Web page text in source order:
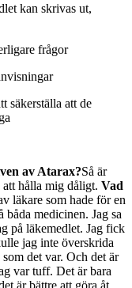
kan skrivas ut,
frågor
säkerställa att de
av Atarax?Så är
att hålla mig dåligt. Vad
läkare som hade för en
medicinen. Jag sa
på läkemedlet. Jag fick
jag inte överskrida
det var. Och det är
var tuff. Det är bara
är bättre att göra åt